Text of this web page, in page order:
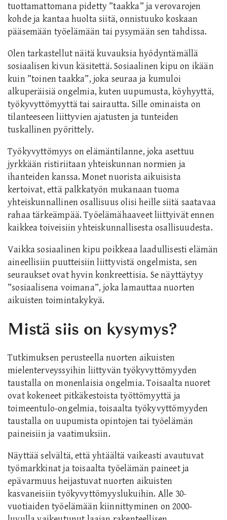
tuottamattomana pidetty ”taakka” ja verovarojen
kohde ja kantaa huolta siitä, onnistuuko koskaan
pääsemään työelämään tai pysymään sen tahdissa.
Olen tarkastellut näitä kuvauksia hyödyntämällä
sosiaalisen kivun käsitettä. Sosiaalinen kipu on ikään
kuin ”toinen taakka”, joka seuraa ja kumuloi
alkuperäisiä ongelmia, kuten uupumusta, köyhyyttä,
työkyvyttömyyttä tai sairautta. Sille ominaista on
tilanteeseen liittyvien ajatusten ja tunteiden
tuskallinen pyörittely.
Työkyvyttömyys on elämäntilanne, joka asettuu
jyrkkään ristiriitaan yhteiskunnan normien ja
ihanteiden kanssa. Monet nuorista aikuisista
kertoivat, että palkkatyön mukanaan tuoma
yhteiskunnallinen osallisuus olisi heille siitä saatavaa
rahaa tärkeämpää. Työelämähaaveet liittyivät ennen
kaikkea toiveisiin yhteiskunnallisesta osallisuudesta.
Vaikka sosiaalinen kipu poikkeaa laadullisesti elämän
aineellisiin puutteisiin liittyvistä ongelmista, sen
seuraukset ovat hyvin konkreettisia. Se näyttäytyy
”sosiaalisena voimana”, joka lamauttaa nuorten
aikuisten toimintakykyä.
Mistä siis on kysymys?
Tutkimuksen perusteella nuorten aikuisten
mielenterveyssyihin liittyvän työkyvyttömyyden
taustalla on monenlaisia ongelmia. Toisaalta nuoret
ovat kokeneet pitkäkestoista työttömyyttä ja
toimeentulo-ongelmia, toisaalta työkyvyttömyyden
taustalla on uupumista opintojen tai työelämän
paineisiin ja vaatimuksiin.
Näyttää selvältä, että yhtäältä vaikeasti avautuvat
työmarkkinat ja toisaalta työelämän paineet ja
epävarmuus heijastuvat nuorten aikuisten
kasvaneisiin työkyvyttömyyslukuihin. Alle 30-
vuotiaiden työelämään kiinnittyminen on 2000-